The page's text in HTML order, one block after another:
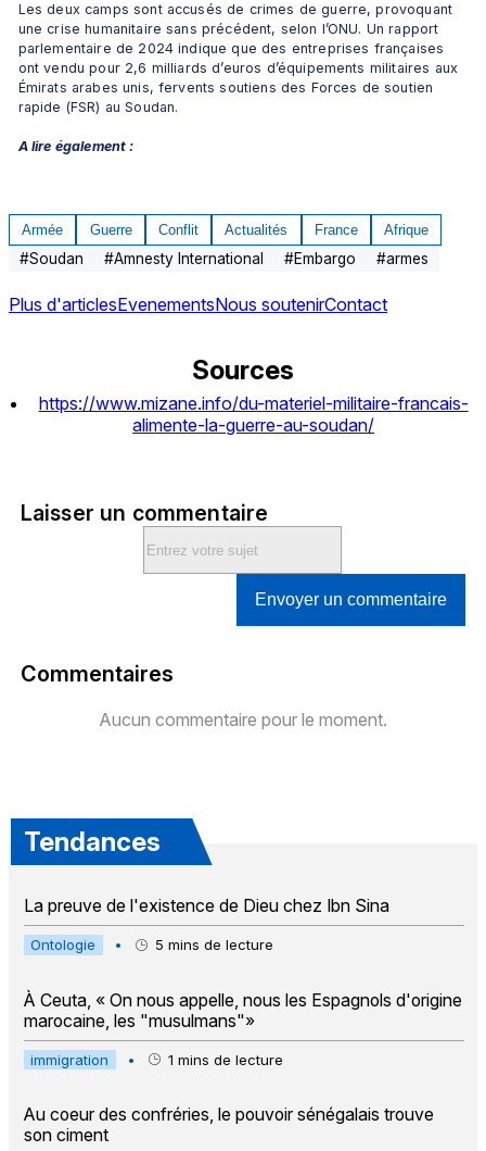
Les deux camps sont accusés de crimes de guerre, provoquant
une crise humanitaire sans précédent, selon l’ONU. Un rapport
parlementaire de 2024 indique que des entreprises françaises
ont vendu pour 2,6 milliards d’euros d’équipements militaires aux
Émirats arabes unis, fervents soutiens des Forces de soutien
rapide (FSR) au Soudan.
A lire également :
Armée Guerre Conflit Actualités France Afrique
#Soudan #Amnesty International #Embargo #armes
Plus d'articlesEvenementsNous soutenirContact
Sources
https://www.mizane.info/du-materiel-militaire-francais-
alimente-la-guerre-au-soudan/
Laisser un commentaire
Envoyer un commentaire
Commentaires
Aucun commentaire pour le moment.
Tendances
La preuve de l'existence de Dieu chez Ibn Sina
Ontologie • 5 mins de lecture
À Ceuta, « On nous appelle, nous les Espagnols d'origine
marocaine, les "musulmans"»
immigration • 1 mins de lecture
Au coeur des confréries, le pouvoir sénégalais trouve
son ciment